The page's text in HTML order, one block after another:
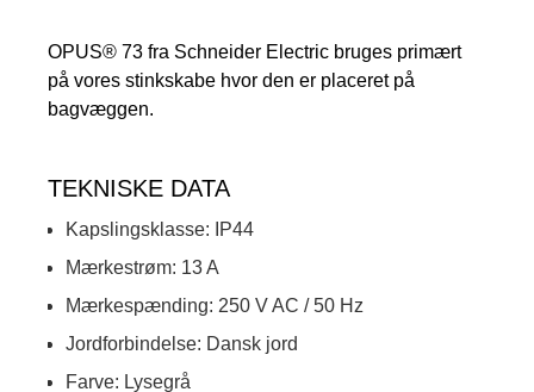
OPUS® 73 fra Schneider Electric bruges primært
på vores stinkskabe hvor den er placeret på
bagvæggen.
TEKNISKE DATA
Kapslingsklasse: IP44
Mærkestrøm: 13 A
Mærkespænding: 250 V AC / 50 Hz
Jordforbindelse: Dansk jord
Farve: Lysegrå